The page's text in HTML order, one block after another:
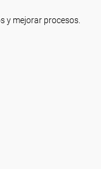
y mejorar procesos.